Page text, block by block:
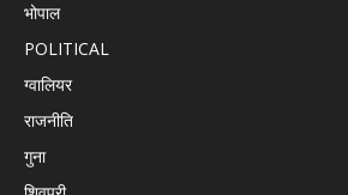
भोपाल
POLITICAL
ग्वालियर
राजनीति
गुना